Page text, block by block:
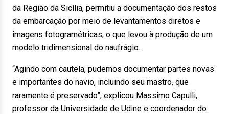
da Região da Sicília, permitiu a documentação dos restos
da embarcação por meio de levantamentos diretos e
imagens fotogramétricas, o que levou à produção de um
modelo tridimensional do naufrágio.
“Agindo com cautela, pudemos documentar partes novas
e importantes do navio, incluindo seu mastro, que
raramente é preservado”, explicou Massimo Capulli,
professor da Universidade de Udine e coordenador do